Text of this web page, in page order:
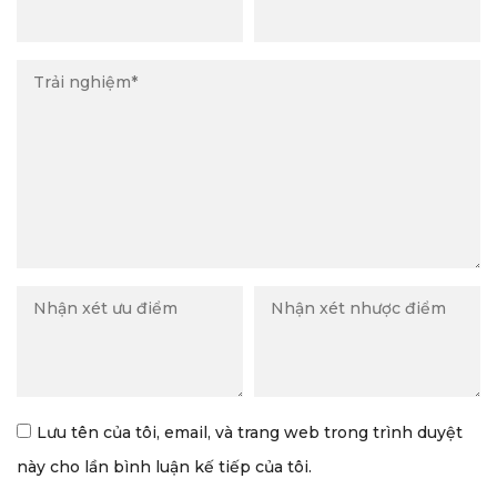
Lưu tên của tôi, email, và trang web trong trình duyệt
này cho lần bình luận kế tiếp của tôi.